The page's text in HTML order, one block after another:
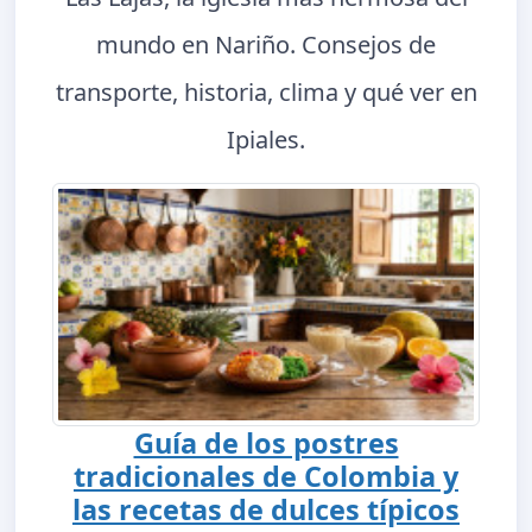
mundo en Nariño. Consejos de
transporte, historia, clima y qué ver en
Ipiales.
Guía de los postres
tradicionales de Colombia y
las recetas de dulces típicos